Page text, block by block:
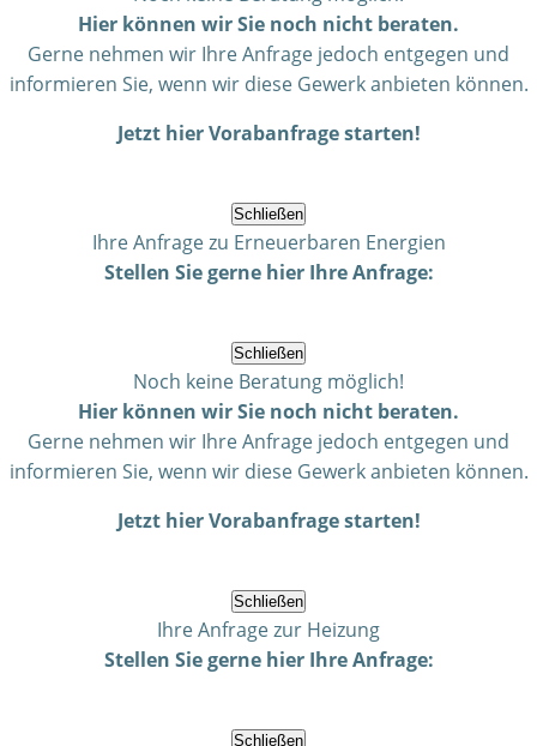
Hier können wir Sie noch nicht beraten.
Gerne nehmen wir Ihre Anfrage jedoch entgegen und
informieren Sie, wenn wir diese Gewerk anbieten können.
Jetzt hier Vorabanfrage starten!
Schließen
Ihre Anfrage zu Erneuerbaren Energien
Stellen Sie gerne hier Ihre Anfrage:
Schließen
Noch keine Beratung möglich!
Hier können wir Sie noch nicht beraten.
Gerne nehmen wir Ihre Anfrage jedoch entgegen und
informieren Sie, wenn wir diese Gewerk anbieten können.
Jetzt hier Vorabanfrage starten!
Schließen
Ihre Anfrage zur Heizung
Stellen Sie gerne hier Ihre Anfrage:
Schließen